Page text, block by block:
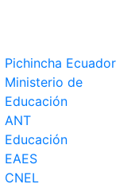
de celular,Opciones
Pichincha Ecuador
Ministerio de
Educación
ANT
Educación
EAES
CNEL